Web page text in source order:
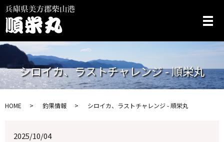
メ
シロイカ、ラストチャレンジ - 順栄丸
HOME 釣果情報 シロイカ、ラストチャレンジ - 順栄丸
2025/10/04